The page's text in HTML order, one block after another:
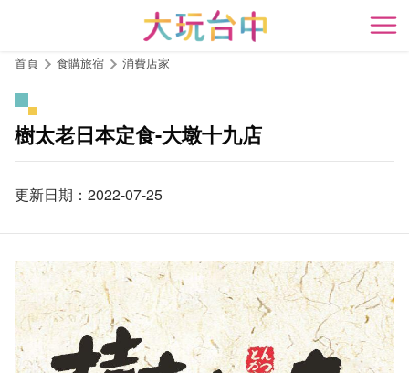
開
首頁 食購旅宿 消費店家
樹太老日本定食-大墩十九店
更新日期：2022-07-25